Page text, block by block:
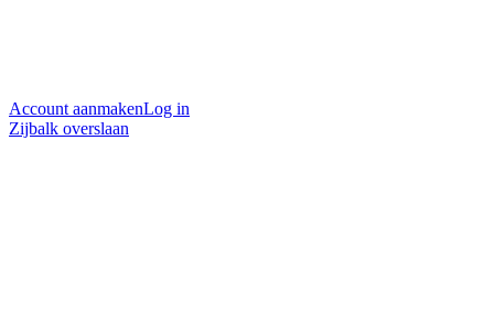
Account aanmakenLog in
Zijbalk overslaan